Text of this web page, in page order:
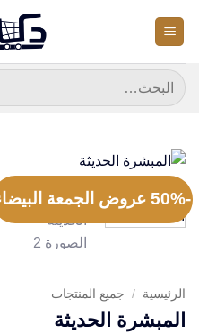
للمحتوى
البحث
عن:
-50% عروض الجمعة البيضاء
الرئيسية / جميع المنتجات
المبشرة الحديثة